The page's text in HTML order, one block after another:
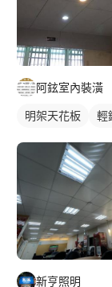
阿鉉室內裝潢
明架天花板 輕
新亨照明